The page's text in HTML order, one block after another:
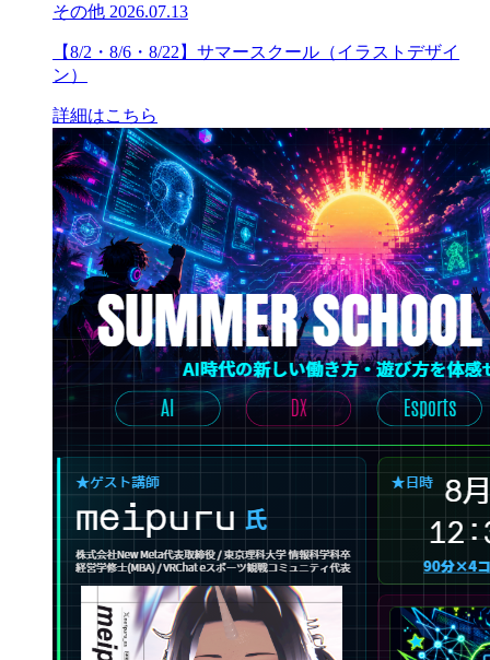
その他 2026.07.13
【8/2・8/6・8/22】サマースクール（イラストデザイ
ン）
詳細はこちら